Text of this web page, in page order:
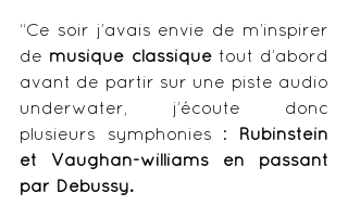
“Ce soir j’avais envie de m’inspirer
de musique classique tout d’abord
avant de partir sur une piste audio
underwater, j’écoute donc
plusieurs symphonies : Rubinstein
et Vaughan-williams en passant
par Debussy.